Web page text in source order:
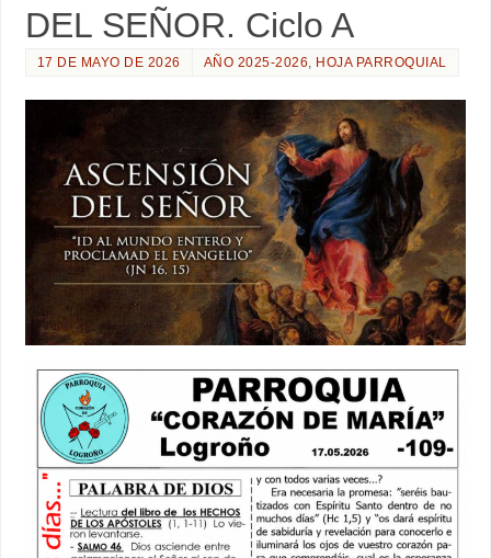
DEL SEÑOR. Ciclo A
17 DE MAYO DE 2026 AÑO 2025-2026 HOJA PARROQUIAL